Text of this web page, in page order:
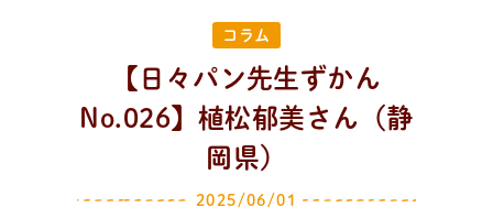
コラム
【日々パン先生ずかん
No.026】植松郁美さん（静
岡県）
2025/06/01